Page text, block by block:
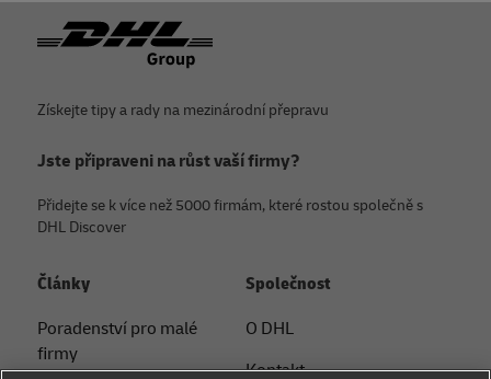
Zápatí
Získejte tipy a rady na mezinárodní přepravu
Jste připraveni na růst vaší firmy?
Přidejte se k více než 5000 firmám, které rostou společně s
DHL Discover
Články
Poradenství pro malé
firmy
Společnost
O DHL
Kontakt